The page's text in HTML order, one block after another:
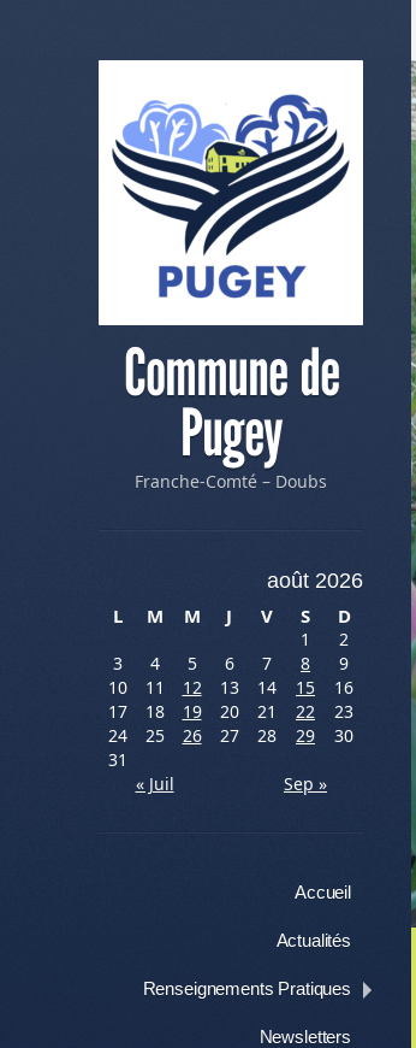
Commune de
Pugey
Franche-Comté – Doubs
août 2026
L
M M J V S D
1
2
3
4 5 6 7 8
9
10
11 12 13 14 15
16
17
18 19 20 21 22
23
24
25 26 27 28 29
30
31
« Juil
Sep »
Accueil
Actualités
Renseignements Pratiques
Newsletters